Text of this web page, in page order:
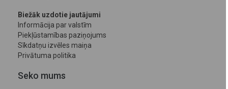
Biežāk uzdotie jautājumi
Informācija par valstīm
Piekļūstamības paziņojums
Sīkdatņu izvēles maiņa
Privātuma politika
Seko mums